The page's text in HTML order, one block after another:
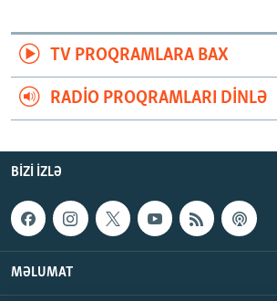
TV PROQRAMLARA BAX
RADIO PROQRAMLARI DINLƏ
BIZI IZLƏ
MƏLUMAT